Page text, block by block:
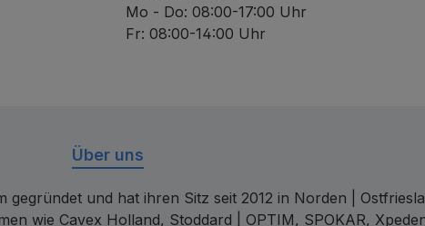
Mo - Do: 08:00-17:00 Uhr
Fr: 08:00-14:00 Uhr
Über uns
und hat ihren Sitz seit 2012 in Norden |
wie Cavex Holland, Stoddard | OPTIM, SPOKAR,